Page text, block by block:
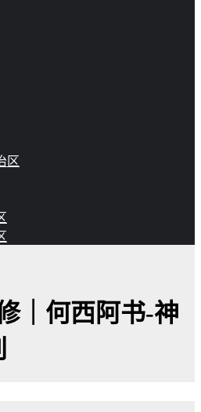
区
｜何西阿书-神